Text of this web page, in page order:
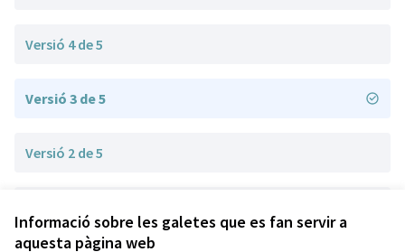
Informació sobre les galetes que es fan servir a
aquesta pàgina web
Versió 4 de 5
Versió 3 de 5
Versió 2 de 5